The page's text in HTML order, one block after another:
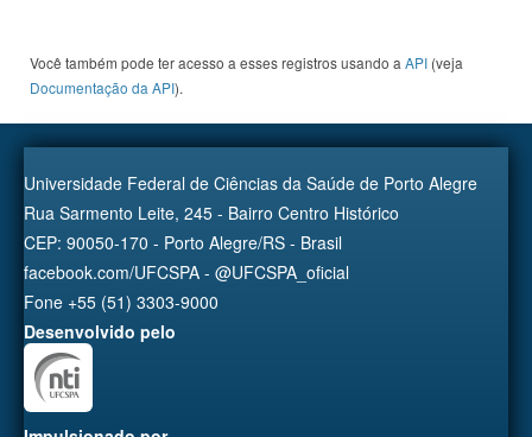
Você também pode ter acesso a esses registros usando a API (veja
Documentação da API).
Universidade Federal de Ciências da Saúde de Porto Alegre
Rua Sarmento Leite, 245 - Bairro Centro Histórico
CEP: 90050-170 - Porto Alegre/RS - Brasil
facebook.com/UFCSPA - @UFCSPA_oficial
Fone +55 (51) 3303-9000
Desenvolvido pelo